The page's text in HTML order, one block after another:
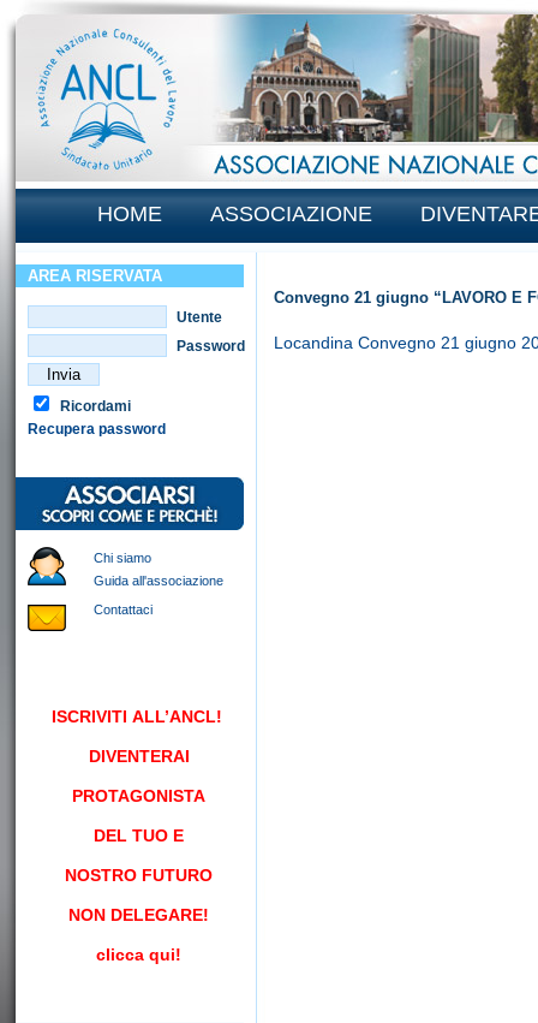
HOME ASSOCIAZIONE
AREA RISERVATA
Utente
Password
Ricordami
Recupera password
Chi siamo
Guida all'associazione
Contattaci
ISCRIVITI ALL’ANCL!
DIVENTERAI
PROTAGONISTA
DEL TUO E
NOSTRO FUTURO
NON DELEGARE!
clicca qui!
Convegno 21 giugno “LAVORO E
Locandina Convegno 21 giugno